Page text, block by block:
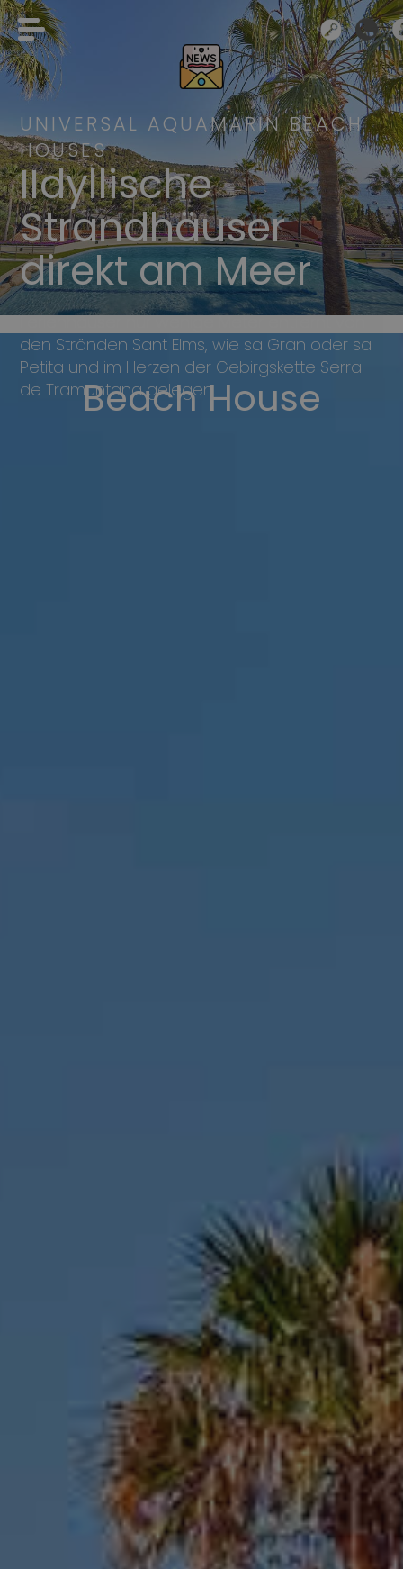
UNIVERSAL AQUAMARIN BEACH
HOUSES
IIdyllische
Strandhäuser
direkt am Meer
Ferienhäuser nur wenige Meter entfernt von
den Stränden Sant Elms, wie sa Gran oder sa
Petita und im Herzen der Gebirgskette Serra
de Tramuntana gelegen.
Beach House
Beach house